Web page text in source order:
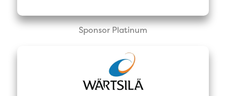
Sponsor Platinum